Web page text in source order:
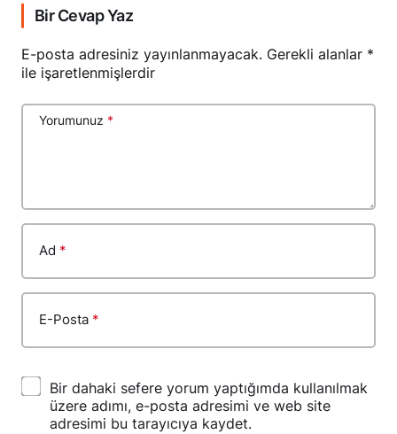
Bir Cevap Yaz
E-posta adresiniz yayınlanmayacak. Gerekli alanlar *
ile işaretlenmişlerdir
Yorumunuz *
Ad *
E-Posta *
Bir dahaki sefere yorum yaptığımda kullanılmak
üzere adımı, e-posta adresimi ve web site
adresimi bu tarayıcıya kaydet.